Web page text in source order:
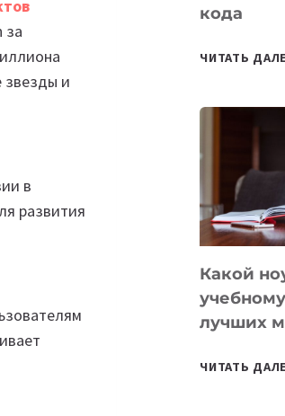
за
звезды и
в
развития
кода
ЧИТАТЬ
Какой
лучших
ЧИТАТЬ